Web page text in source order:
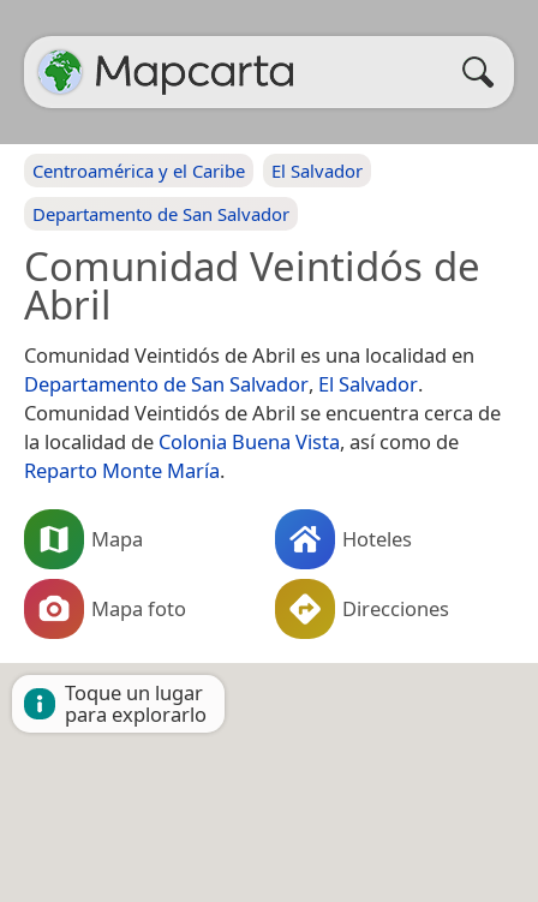
Centroamérica y el Caribe
El Salvador
Departamento de San Salvador
Comunidad Veintidós de
Abril
Comunidad Veintidós de Abril es una localidad en
Departamento de San Salvador, El Salvador.
Comunidad Veintidós de Abril se encuentra cerca de
la localidad de Colonia Buena Vista, así como de
Reparto Monte María.
Mapa Hoteles
Mapa foto Direcciones
Toque un lugar
para explorarlo